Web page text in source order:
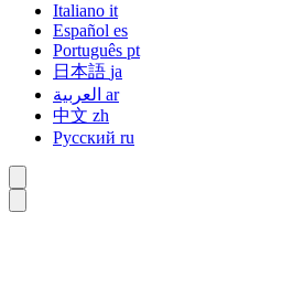
Italiano it
Español es
Português pt
日本語 ja
ar
中文 zh
Русский ru